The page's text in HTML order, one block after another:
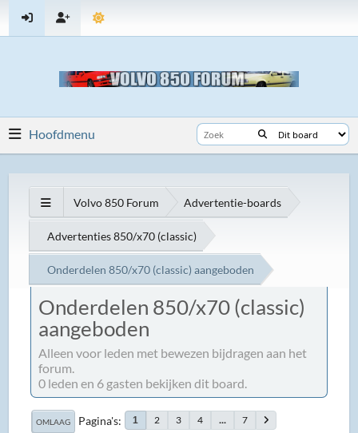
Hoofdmenu
Volvo 850 Forum Advertentie-boards
Advertenties 850/x70 (classic)
Onderdelen 850/x70 (classic) aangeboden
Onderdelen 850/x70 (classic)
aangeboden
Alleen voor leden met bewezen bijdragen aan het
forum.
0 leden en 6 gasten bekijken dit board.
OMLAAG Pagina's 1 2 3 4 ... 7